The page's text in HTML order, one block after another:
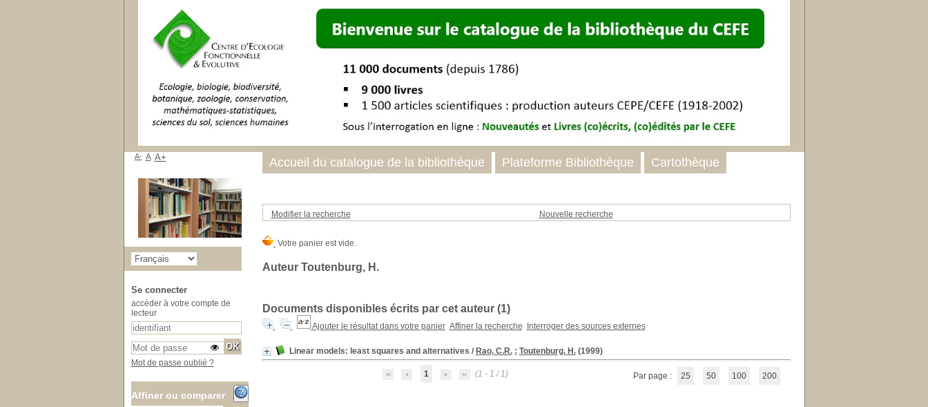
Modifier la recherche Nouvelle recherche
Auteur Toutenburg, H.
Documents disponibles écrits par cet auteur (1)
Ajouter le résultat dans votre panier Affiner la recherche Interroger des sources externes
Linear models: least squares and alternatives / Rao, C.R.; Toutenburg, H.(1999)
1 (1 - 1 / 1) Par page : 25 50 100 200
Accueil du catalogue de la bibliothèque Plateforme Bibliothèque Cartothèque
A- A A+
Se connecter
accéder à votre compte de
lecteur
Mot de passe oublié ?
Affiner ou comparer